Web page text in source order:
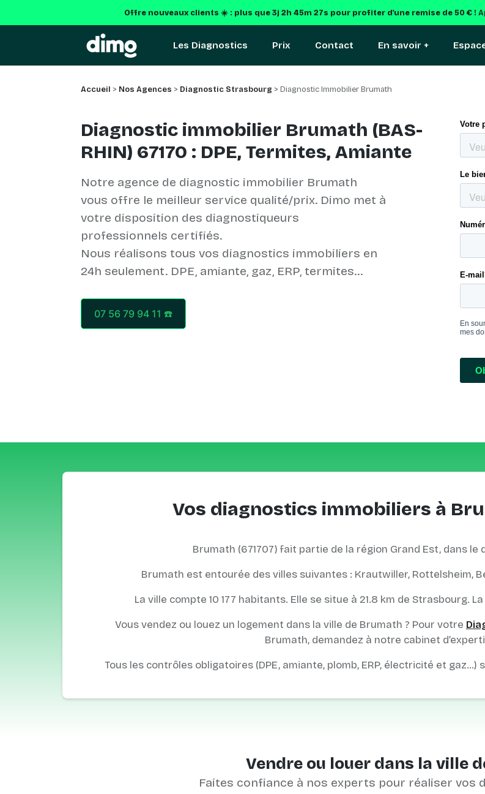
Offre nouveaux clients ☀️ : plus que 3j 2h 45m 26s pour profiter d'une remise de 50 € !
Les Diagnostics Prix Contact En savoir +
Accueil > Nos Agences > Diagnostic Strasbourg > Diagnostic Immobilier Brumath
Diagnostic immobilier Brumath (BAS-
RHIN) 67170 : DPE, Termites, Amiante
Notre agence de diagnostic immobilier Brumath
vous offre le meilleur service qualité/prix. Dimo met à
votre disposition des diagnostiqueurs
professionnels certifiés.
Nous réalisons tous vos diagnostics immobiliers en
07 56 79 94 11 ☎️
Vos diagnostics immobiliers à
Brumath (671707) fait partie de la région Grand Est, dans le
Brumath est entourée des villes suivantes : Krautwiller, Rottelsheim,
La ville compte 10 177 habitants. Elle se situe à 21.8 km de Strasbourg.
Vous vendez ou louez un logement dans la ville de Brumath ? Pour votre
Brumath, demandez à notre cabinet
Tous les contrôles obligatoires (DPE, amiante, plomb, ERP, électricité et
Vendre ou louer dans la ville
Faites confiance à nos experts pour réaliser vos